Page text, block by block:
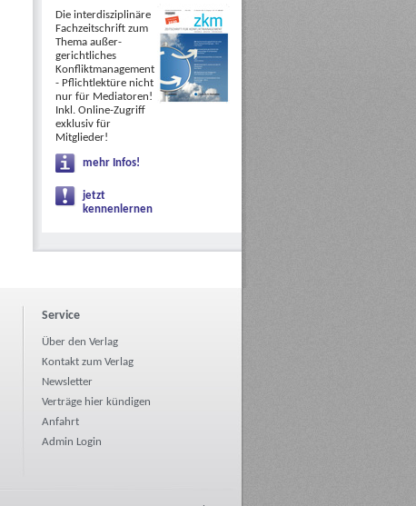
Die interdisziplinäre
Fachzeitschrift zum
Thema außer-
gerichtliches
Konfliktmanagement
- Pflichtlektüre nicht
nur für Mediatoren!
Inkl. Online-Zugriff
exklusiv für
Mitglieder!
mehr Infos!
jetzt
kennenlernen
Service
Über den Verlag
Kontakt zum Verlag
Newsletter
Verträge hier kündigen
Anfahrt
Admin Login